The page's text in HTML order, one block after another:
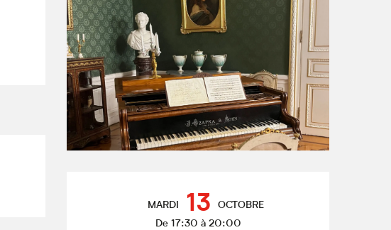
Ouverture et coordonnées
MARDI 13 OCTOBRE
De 17:30 à 20:00